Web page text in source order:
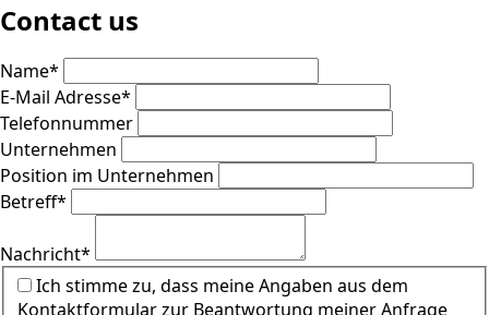
Contact us
Name*
E-Mail Adresse*
Telefonnummer
Unternehmen
Position im Unternehmen
Betreff*
Nachricht*
Ich stimme zu, dass meine Angaben aus dem
Kontaktformular zur Beantwortung meiner Anfrage